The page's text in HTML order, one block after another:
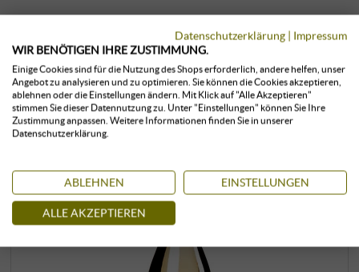
KUNDEN, DIE DIESES PRODUKT
GEKAUFT HABEN, KAUFTEN AUCH:
Datenschutzerklärung | Impressum
WIR BENÖTIGEN IHRE ZUSTIMMUNG.
Einige Cookies sind für die Nutzung des Shops erforderlich, andere helfen, unser
Angebot zu analysieren und zu optimieren. Sie können die Cookies akzeptieren,
ablehnen oder die Einstellungen ändern. Mit Klick auf "Alle Akzeptieren"
stimmen Sie dieser Datennutzung zu. Unter "Einstellungen" können Sie Ihre
Zustimmung anpassen. Weitere Informationen finden Sie in unserer
Datenschutzerklärung.
ABLEHNEN EINSTELLUNGEN
ALLE AKZEPTIEREN